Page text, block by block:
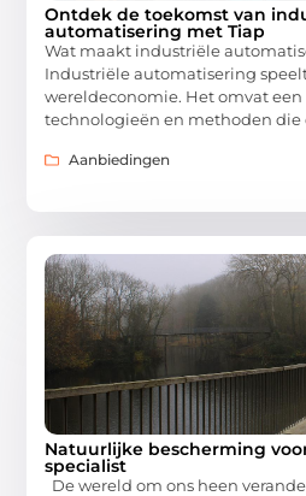
Ontdek de toekomst van
automatisering met Tiap
Wat maakt industriële
Industriële automatisering
wereldeconomie. Het omvat een
technologieën en methoden die
Aanbiedingen
Natuurlijke bescherming
specialist
De wereld om ons heen